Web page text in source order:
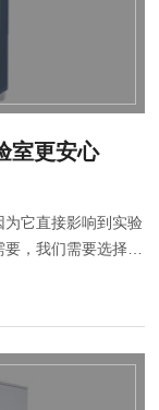
室更安心
它直接影响到实验
，我们需要选择不